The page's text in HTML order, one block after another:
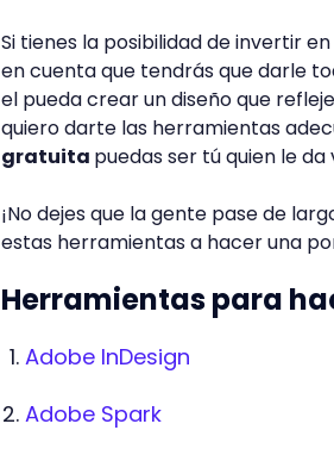
Si tienes la posibilidad de invertir
en cuenta que tendrás que darle
el pueda crear un diseño que
quiero darte las herramientas
gratuita puedas ser tú quien le da
¡No dejes que la gente pase de
estas herramientas a hacer una
Herramientas para
Adobe InDesign
Adobe Spark